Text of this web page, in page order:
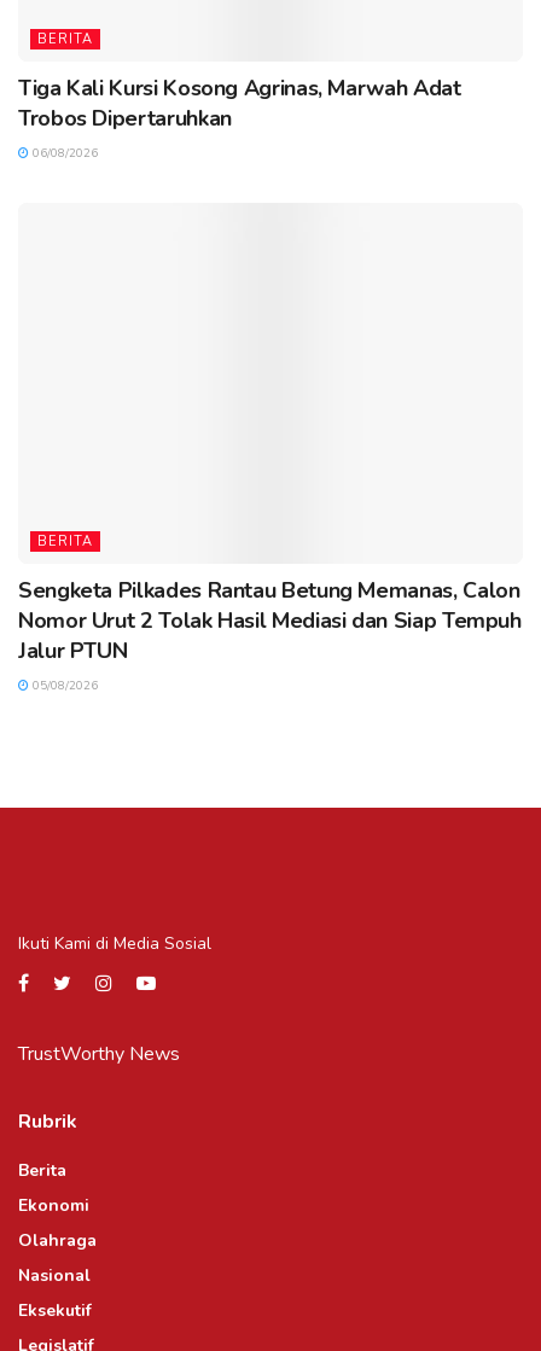
BERITA
Tiga Kali Kursi Kosong Agrinas, Marwah Adat
Trobos Dipertaruhkan
06/08/2026
BERITA
Sengketa Pilkades Rantau Betung Memanas, Calon
Nomor Urut 2 Tolak Hasil Mediasi dan Siap Tempuh
Jalur PTUN
05/08/2026
Ikuti Kami di Media Sosial
TrustWorthy News
Rubrik
Berita
Ekonomi
Olahraga
Nasional
Eksekutif
Legislatif